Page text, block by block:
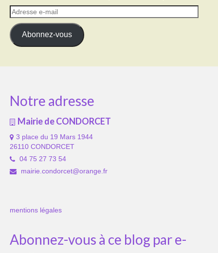
Adresse
e-
mail
Abonnez-vous
Notre adresse
Mairie de CONDORCET
3 place du 19 Mars 1944
26110 CONDORCET
04 75 27 73 54
mairie.condorcet@orange.fr
mentions légales
Abonnez-vous à ce blog par e-